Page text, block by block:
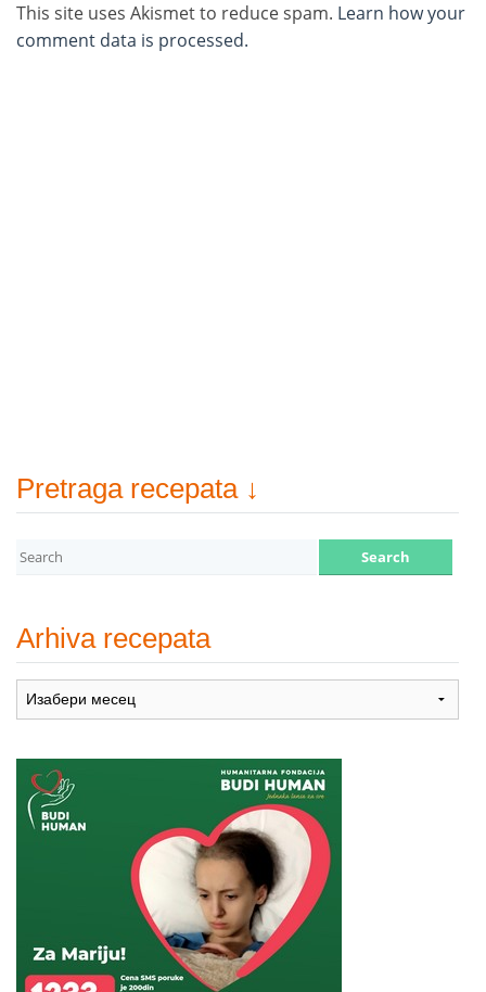
This site uses Akismet to reduce spam. Learn how your
comment data is processed.
Pretraga recepata ↓
Arhiva recepata
Arhiva
recepata